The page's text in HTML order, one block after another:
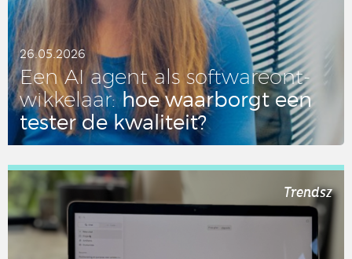
26.05.2026
Een AI agent als soft­wa­re­ont­
wik­ke­laar:hoe waar­borgt een
tester de kwa­li­teit?
LEES DIT ARTIKEL
Trendsz